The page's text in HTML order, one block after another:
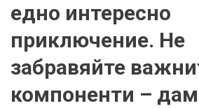
едно интересно
приключение. Не
забравяйте
компоненти –